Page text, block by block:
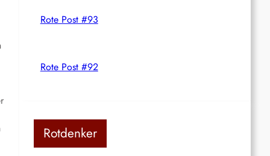
Rote Post #93
Rote Post #92
Rotdenker